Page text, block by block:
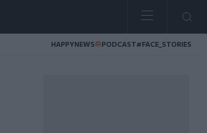
HAPPYNEWS PODCAST#FACE_STORIES